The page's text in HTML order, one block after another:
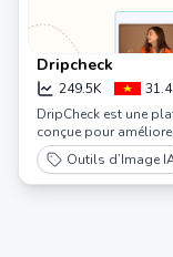
Dripcheck
249.5K
DripCheck est une
conçue pour
Outils d’Image